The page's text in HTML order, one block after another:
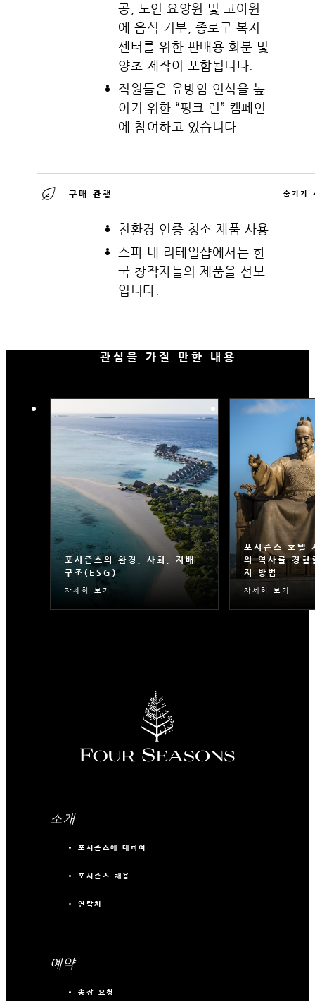
공, 노인 요양원 및 고아원
에 음식 기부, 종로구 복지
센터를 위한 판매용 화분 및
양초 제작이 포함됩니다.
직원들은 유방암 인식을 높
이기 위한 “핑크 런” 캠페인
에 참여하고 있습니다
구매 관행 숨기기
친환경 인증 청소 제품 사용
스파 내 리테일샵에서는 한
국 창작자들의 제품을 선보
입니다.
관심을 가질 만한 내용
포시즌스의 환경, 사회, 지배
구조(ESG)
자세히 보기
포시즌스 호텔
의 역사를 경
지 방법
자세히 보기
소개
포시즌스에 대하여
포시즌스 채용
연락처
예약
송장 요청